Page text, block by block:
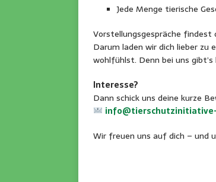
Jede Menge tierische
Vorstellungsgespräche
Darum laden wir dich lieber zu
wohlfühlst. Denn bei uns gibt’s
Interesse?
Dann schick uns deine kurze
Wir freuen uns auf dich – und